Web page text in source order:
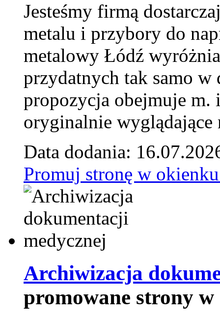
Jesteśmy firmą
metalu i przybory do
metalowy Łódź
przydatnych tak samo w
propozycja obejmuje m.
oryginalnie wyglądające
Data dodania:
Promuj stronę w
Archiwizacja
promowane strony